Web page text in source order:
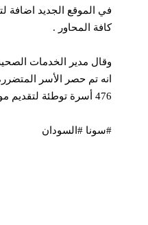
في الموقع الجديد اضافة
كافة المحاور .
وقال مدير الخدمات الصحية
انه تم حصر الأسر
476 أسرة توطئة لتقديم مواد الغذاء والايواء .
#سونا #السودان